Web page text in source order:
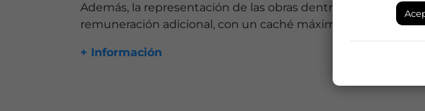
Además, la representación de las obras dentro de la
remuneración adicional, con un caché máximo de 4.900
+ Información